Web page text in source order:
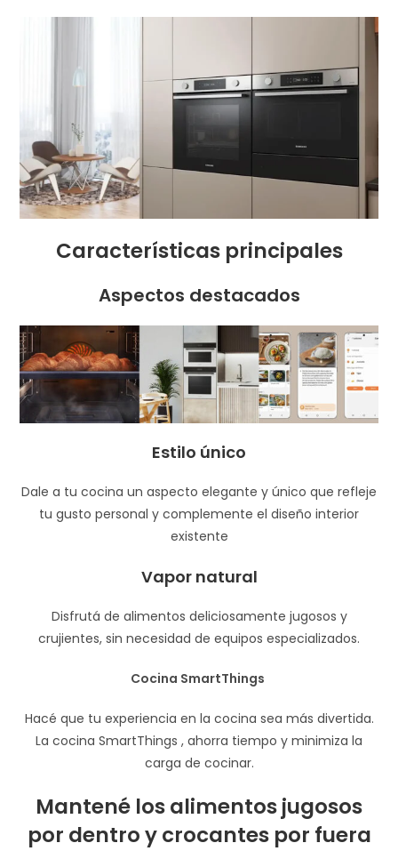
Características principales
Aspectos destacados
Estilo único
Dale a tu cocina un aspecto elegante y único que refleje
tu gusto personal y complemente el diseño interior
existente
Vapor natural
Disfrutá de alimentos deliciosamente jugosos y
crujientes, sin necesidad de equipos especializados.
Cocina SmartThings
Hacé que tu experiencia en la cocina sea más divertida.
La cocina SmartThings , ahorra tiempo y minimiza la
carga de cocinar.
Mantené los alimentos jugosos
por dentro y crocantes por fuera